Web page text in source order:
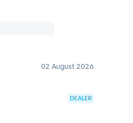
02 August 2026
DEALER